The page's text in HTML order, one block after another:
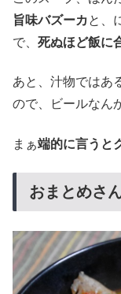
旨味バズーカ と、
で、 死ぬほど飯に
あと、汁物ではあ
ので、ビールなん
まぁ端的に言うと
おまとめさ